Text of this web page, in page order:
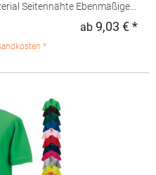
Baumwolle / 10%
Herst.-Nr.:
ab 9,03 € *
*